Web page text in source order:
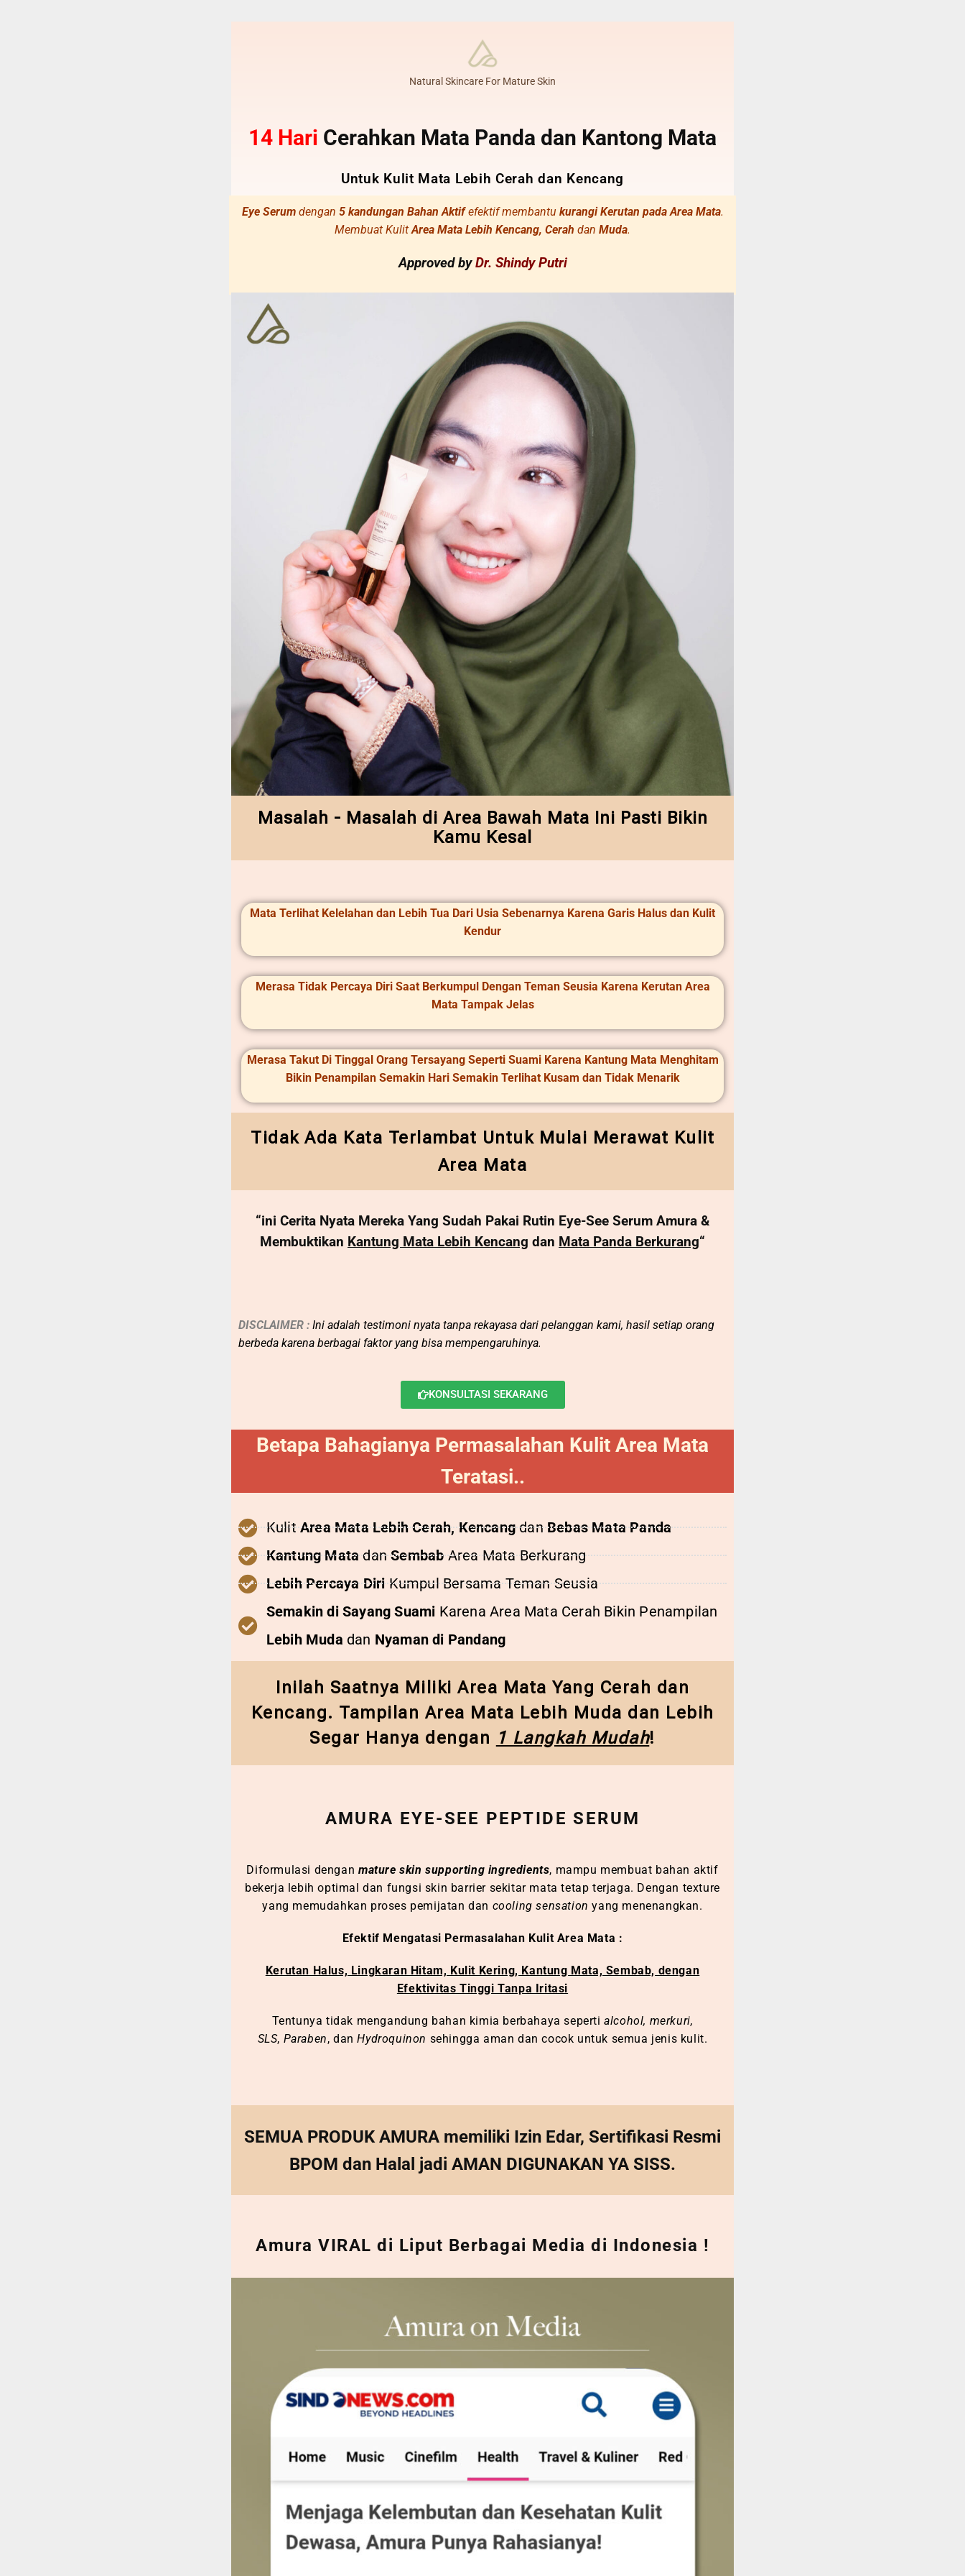
Natural Skincare For Mature Skin
14 Hari Cerahkan Mata Panda dan Kantong Mata
Untuk Kulit Mata Lebih Cerah dan Kencang
Eye Serumdengan 5 kandungan Bahan Aktifefektif membantu kurangi Kerutan pada Area Mata.
Membuat KulitArea Mata Lebih Kencang, Cerah dan Muda.
Approved byDr. Shindy Putri
Masalah - Masalah di Area Bawah Mata Ini Pasti Bikin
Kamu Kesal
Mata Terlihat Kelelahan dan Lebih Tua Dari Usia Sebenarnya Karena Garis Halus dan Kulit
Kendur
Merasa Tidak Percaya Diri Saat Berkumpul Dengan Teman Seusia Karena Kerutan Area
Mata Tampak Jelas
Merasa Takut Di Tinggal Orang Tersayang Seperti Suami Karena Kantung Mata Menghitam
Bikin Penampilan Semakin Hari Semakin Terlihat Kusam dan Tidak Menarik
Tidak Ada Kata Terlambat Untuk Mulai Merawat Kulit
Area Mata
“ini Cerita Nyata Mereka Yang Sudah Pakai Rutin Eye-See Serum Amura &
Membuktikan Kantung Mata Lebih Kencang dan Mata Panda Berkurang“
DISCLAIMER : Ini adalah testimoni nyata tanpa rekayasa dari pelanggan kami, hasil setiap orang
berbeda karena berbagai faktor yang bisa mempengaruhinya.
KONSULTASI SEKARANG
Betapa Bahagianya Permasalahan Kulit Area Mata
Teratasi..
KulitArea Mata Lebih Cerah, KencangdanBebas Mata Panda
Kantung MatadanSembabArea Mata Berkurang
Lebih Percaya DiriKumpul Bersama Teman Seusia
Semakin di Sayang Suami Karena Area Mata Cerah Bikin Penampilan
Lebih Muda dan Nyaman di Pandang
Inilah Saatnya Miliki Area Mata Yang Cerah dan
Kencang. Tampilan Area Mata Lebih Muda dan Lebih
Segar Hanya dengan 1 Langkah Mudah!
AMURA EYE-SEE PEPTIDE SERUM
Diformulasi dengan mature skin supporting ingredients, mampu membuat bahan aktif
bekerja lebih optimal dan fungsi skin barrier sekitar mata tetap terjaga. Dengan texture
yang memudahkan proses pemijatan dan cooling sensation yang menenangkan.
Efektif Mengatasi Permasalahan Kulit Area Mata :
Kerutan Halus, Lingkaran Hitam, Kulit Kering, Kantung Mata, Sembab, dengan
Efektivitas Tinggi Tanpa Iritasi
Tentunya tidak mengandung bahan kimia berbahaya sepertialcohol, merkuri,
SLS, Paraben, danHydroquinon sehingga aman dan cocok untuk semua jenis kulit.
SEMUA PRODUK AMURA memiliki Izin Edar, Sertifikasi Resmi
BPOM dan Halal jadi AMAN DIGUNAKAN YA SISS.
Amura VIRAL di Liput Berbagai Media di Indonesia !